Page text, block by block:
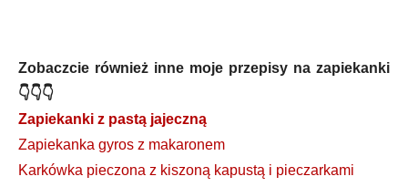
Zobaczcie również inne moje przepisy na zapiekanki
👇👇👇
Zapiekanki z pastą jajeczną
Zapiekanka gyros z makaronem
Karkówka pieczona z kiszoną kapustą i pieczarkami